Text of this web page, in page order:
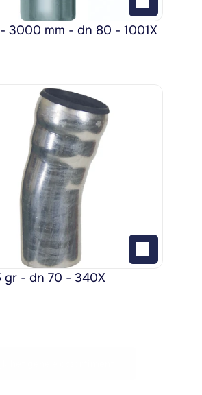
- 3000 mm - dn 80 - 1001X
gr - dn 70 - 340X